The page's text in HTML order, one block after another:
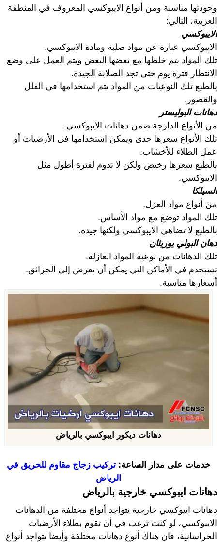
وجودتها مناسبة ومن أنواع الايبوكسي المعروف في المنطقة
العربية، التالي:
الايبوكسي
الايبوكسي عبارة عن مواد صلبة ومادة الايبوكسي.
تلك المواد يتم خلطها مع بعضها البعض ويتم العمل على وضع
الانتظار فترة يوم حتى تجد الصلابة الجيدة.
بالطبع تلك النوعيات من المواد يتم استخدامها في الفلل
والقصور.
دهانات البوليستر
من الأنواع الدارجة ضمن دهانات الايبوكسي.
تلك الأنواع سعرها جدي ويمكن استخدامها في الأرضيات أو
عمل الطلاء للأخشاب.
بالطبع سعرها رخيص ولكن لا تدوم لفترة أطول مثل
الايبوكسي.
السيلكا
من أنواع مواد العزل.
تلك المواد توضع مع مواد الأساس.
بالطبع لا تضاهي الايبوكسي ولكنها جيده.
دهان البولي يوريثان
تلك الدهانات من نوعية المواد العازلة.
تستخدم في الأماكن التي يمكن أن تعرض إلى الحرائق.
أسعارها مناسبة.
دهانات ديكور ايبوكسي بالرياض
خدمات على مدار الساعة:تركيب زجاج مقاوم للحريق في
الرياض
دهانات ايبوكسي خارجية بالرياض
دهانات ايبوكسي خارجية يتواجد أنواع مختلفة من الدهانات
الايبوكسي، لو كنت ترغب في أن تقوم بطلاء الأرضيات
الخراسانية، فان هناك أنوع دهانات مختلفة وأيضا يتواجد أنواع